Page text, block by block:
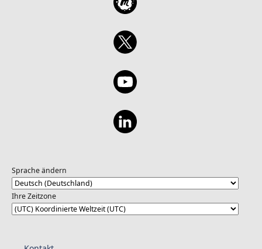
Sprache ändern
Ihre Zeitzone